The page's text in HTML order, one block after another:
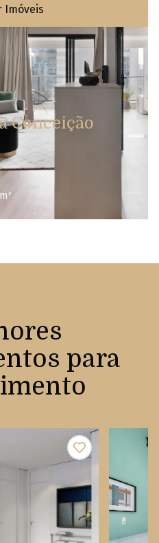
Imóveis
Conceição
para